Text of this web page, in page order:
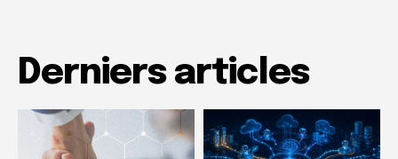
Derniers articles